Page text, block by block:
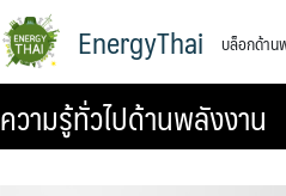
EnergyThai บล็อกด้าน
ความรู้ทั่วไปด้านพลังงาน